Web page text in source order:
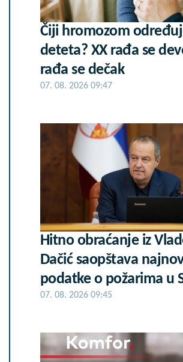
Čiji hromozom
deteta? XX rađa se
rađa se dečak
07. 08. 2026 09:47
Hitno obraćanje iz
Dačić saopštava
podatke o požarima u
07. 08. 2026 09:45